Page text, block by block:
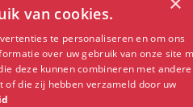
van cookies.
te personaliseren en om ons
over uw gebruik van onze site
deze kunnen combineren met andere
die zij hebben verzameld door uw